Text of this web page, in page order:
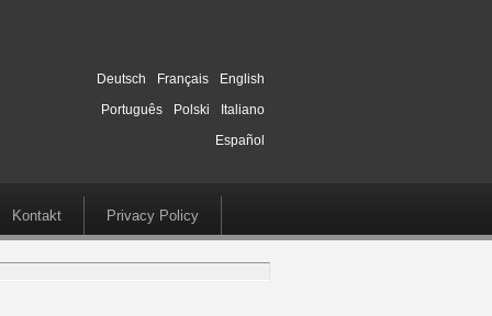
English
Français
Deutsch
Italiano
Polski
Português
Español
Kontakt Privacy Policy